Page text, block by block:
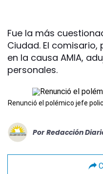
Fue la más
Ciudad. El
en la causa AMIA,
personales.
Renunció el polémico jefe
Por Redacción